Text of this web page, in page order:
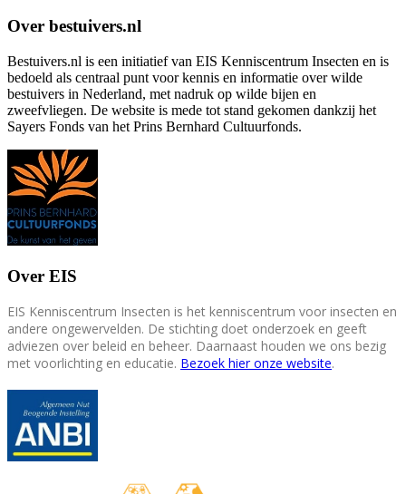
Over bestuivers.nl
Bestuivers.nl is een initiatief van EIS Kenniscentrum Insecten en is
bedoeld als centraal punt voor kennis en informatie over wilde
bestuivers in Nederland, met nadruk op wilde bijen en
zweefvliegen. De website is mede tot stand gekomen dankzij het
Sayers Fonds van het Prins Bernhard Cultuurfonds.
Over EIS
EIS Kenniscentrum Insecten is het kenniscentrum voor insecten en
andere ongewervelden. De stichting doet onderzoek en geeft
adviezen over beleid en beheer. Daarnaast houden we ons bezig
met voorlichting en educatie. Bezoek hier onze website.